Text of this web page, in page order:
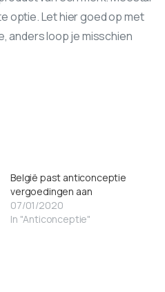
optie. Let hier goed op met
anders loop je misschien
België past anticonceptie
vergoedingen aan
07/01/2020
In "Anticonceptie"